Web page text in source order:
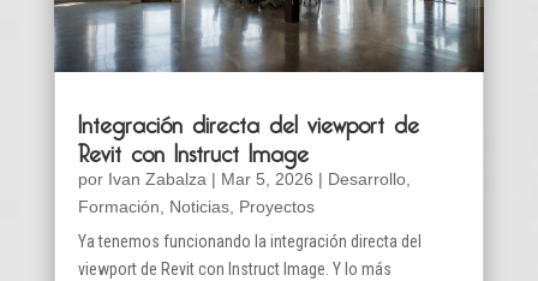
Integración directa del viewport de
Revit con Instruct Image
por Ivan Zabalza | Mar 5, 2026 | Desarrollo,
Formación
Noticias, Proyectos
Ya tenemos funcionando la integración directa del
viewport de Revit con Instruct Image. Y lo más